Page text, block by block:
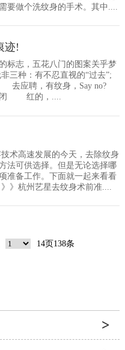
要做个洗纹身的手术。其中....
迹!
志，五花八门的图案关乎梦
种：有不忍直视的“过去”;
应聘，有纹身，Say no?
闭 红的，....
术高速发展的今天，去除纹身
法可供选择。但是无论选择哪
准备工作。下面就一起来看看
》杭州艺星去纹身术前准....
14页138条